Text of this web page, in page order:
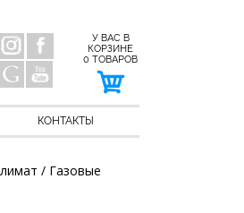
У ВАС В
КОРЗИНЕ
0 ТОВАРОВ
КОНТАКТЫ
/ Газовые